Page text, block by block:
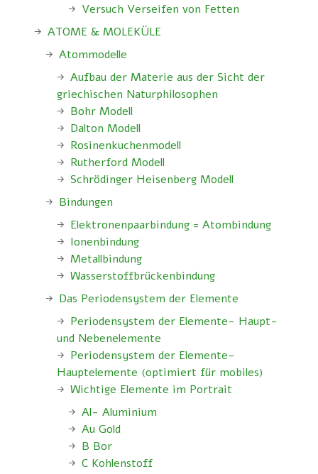
Versuch Verseifen von Fetten
ATOME & MOLEKÜLE
Atommodelle
Aufbau der Materie aus der Sicht der
griechischen Naturphilosophen
Bohr Modell
Dalton Modell
Rosinenkuchenmodell
Rutherford Modell
Schrödinger Heisenberg Modell
Bindungen
Elektronenpaarbindung = Atombindung
Ionenbindung
Metallbindung
Wasserstoffbrückenbindung
Das Periodensystem der Elemente
Periodensystem der Elemente- Haupt-
und Nebenelemente
Periodensystem der Elemente-
Hauptelemente (optimiert für mobiles)
Wichtige Elemente im Portrait
Al- Aluminium
Au Gold
B Bor
C Kohlenstoff